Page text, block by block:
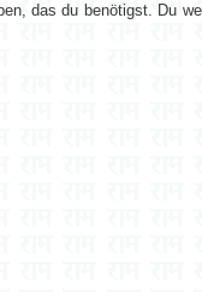
das du benötigst. Du